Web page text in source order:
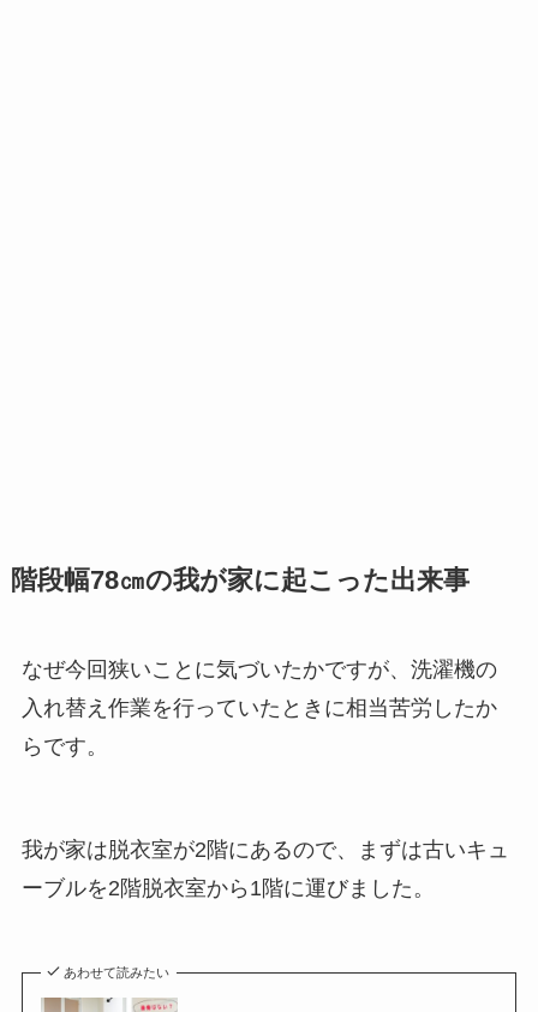
階段幅78㎝の我が家に起こった出来事
なぜ今回狭いことに気づいたかですが、洗濯機の
入れ替え作業を行っていたときに相当苦労したか
らです。
我が家は脱衣室が2階にあるので、まずは古いキュ
ーブルを2階脱衣室から1階に運びました。
あわせて読みたい